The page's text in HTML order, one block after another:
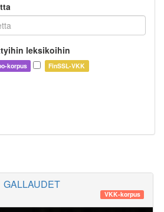
leksikoihin
korpus FinSSL-VKK
GALLAUDET
VKK-korpus